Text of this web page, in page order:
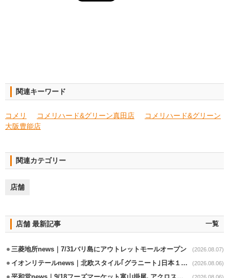
関連キーワード
コメリ コメリハード&グリーン真田店
コメリハード&グリーン
大阪豊能店
関連カテゴリー
店舗
店舗 最新記事 一覧
三菱地所news｜7/31バリ島にアウトレットモールオープン (2026.08.07)
イオンリテールnews｜北欧スタイル｢グラニート｣日本１号店を自由が丘に開業 (2026.08.06)